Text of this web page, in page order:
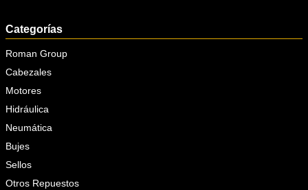
Categorías
Roman Group
Cabezales
Motores
Hidráulica
Neumática
Bujes
Sellos
Otros Repuestos